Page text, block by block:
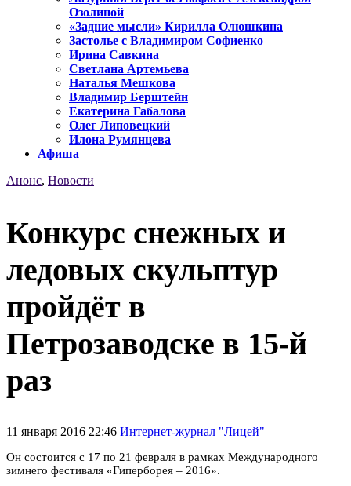
Озолиной
«Задние мысли» Кирилла Олюшкина
Застолье с Владимиром Софиенко
Ирина Савкина
Светлана Артемьева
Наталья Мешкова
Владимир Берштейн
Екатерина Габалова
Олег Липовецкий
Илона Румянцева
Афиша
Анонс, Новости
Конкурс снежных и
ледовых скульптур
пройдёт в
Петрозаводске в 15-й
раз
11 января 2016 22:46 Интернет-журнал "Лицей"
Он состоится с 17 по 21 февраля в рамках Международного
зимнего фестиваля «Гиперборея – 2016».